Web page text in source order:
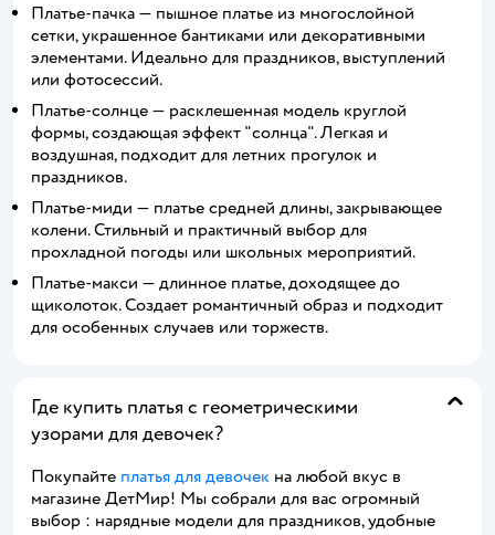
Платье-пачка — пышное платье из многослойной
сетки, украшенное бантиками или декоративными
элементами. Идеально для праздников, выступлений
или фотосессий.
Платье-солнце — расклешенная модель круглой
формы, создающая эффект "солнца". Легкая и
воздушная, подходит для летних прогулок и
праздников.
Платье-миди — платье средней длины, закрывающее
колени. Стильный и практичный выбор для
прохладной погоды или школьных мероприятий.
Платье-макси — длинное платье, доходящее до
щиколоток. Создает романтичный образ и подходит
для особенных случаев или торжеств.
Где купить платья с геометрическими
узорами для девочек?
Покупайте платья для девочек на любой вкус в
магазине ДетМир! Мы собрали для вас огромный
выбор : нарядные модели для праздников, удобные